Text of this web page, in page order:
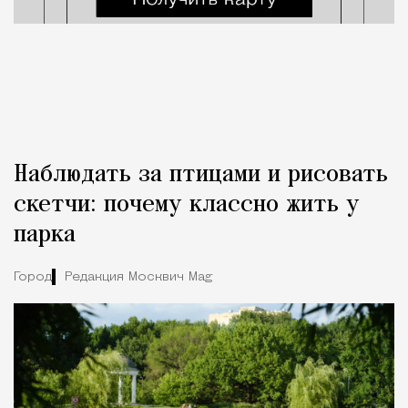
Наблюдать за птицами и рисовать
скетчи: почему классно жить у
парка
Город Редакция Москвич Mag